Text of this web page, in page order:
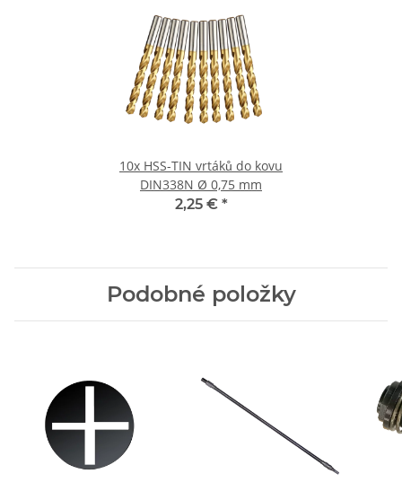
10x HSS-TIN vrtáků do kovu
DIN338N Ø 0,75 mm
2,25 € *
Podobné položky